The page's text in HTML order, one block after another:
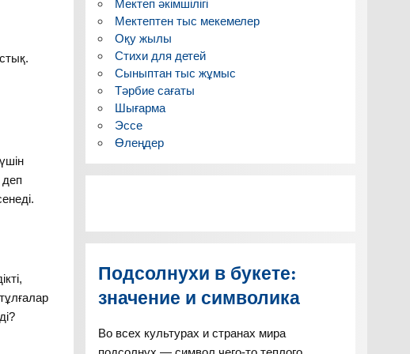
деп
Мектеп әкімшілігі
Мектептен тыс мекемелер
Оқу жылы
Стихи для детей
Сыныптан тыс жұмыс
Тәрбие сағаты
Шығарма
Эссе
Өлеңдер
Подсолнухи в букете:
значение и символика
Во всех культурах и странах мира